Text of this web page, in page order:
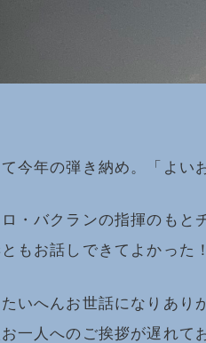
今年の弾き納め。「よい
・バクランの指揮のもと
もお話しできてよかった
いへんお世話になりあり
一人へのご挨拶が遅れて